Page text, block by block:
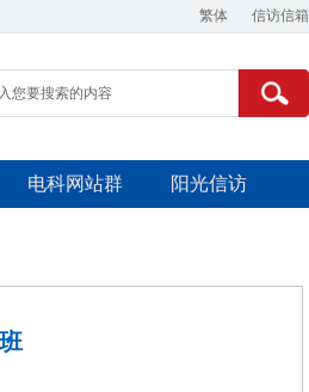
繁体 信访信箱
电科网站群 阳光信访